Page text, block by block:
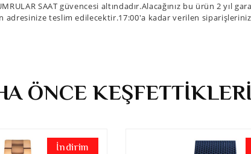
SAAT güvencesi altındadır.Alacağınız bu ürün 2 yıl
adresinize teslim edilecektir.17:00'a kadar verilen
ÖNCE
İndirim